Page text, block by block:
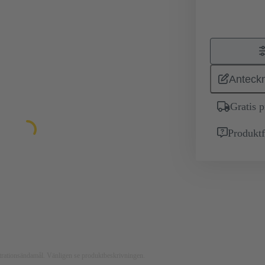
Gratis